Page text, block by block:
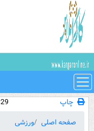
چاپ
10/23
صفحه اصلی
ورزشی